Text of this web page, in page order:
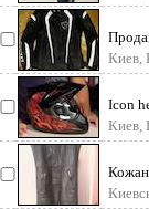
для
Киев,
Icon
Киев,